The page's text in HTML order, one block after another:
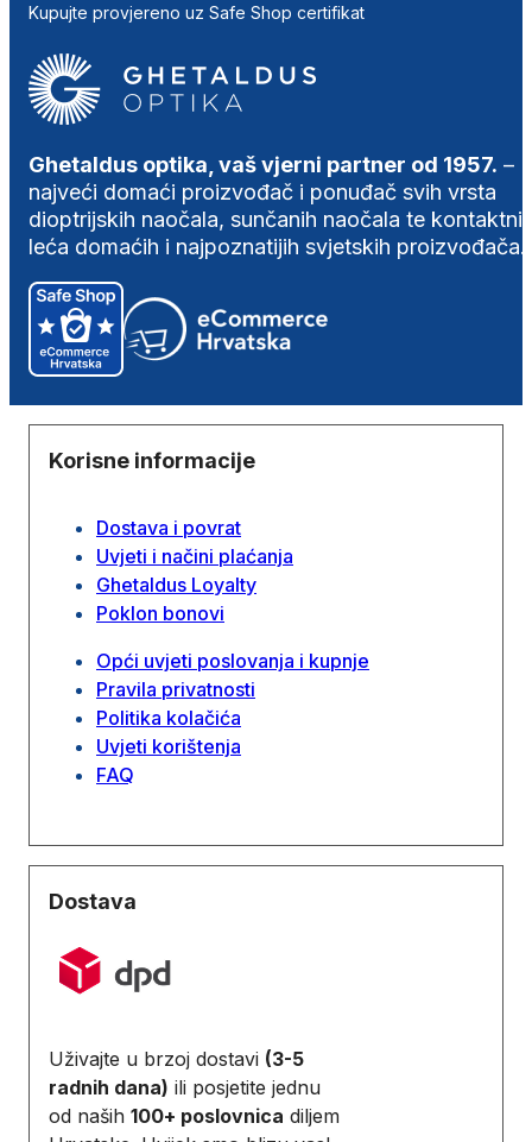
Kupujte provjereno uz Safe Shop certifikat
Ghetaldus optika, vaš vjerni partner od 1957. –
najveći domaći proizvođač i ponuđač svih vrsta
dioptrijskih naočala, sunčanih naočala te
leća domaćih i najpoznatijih svjetskih proizvođača.
Korisne informacije
Dostava i povrat
Uvjeti i načini plaćanja
Ghetaldus Loyalty
Poklon bonovi
Opći uvjeti poslovanja i kupnje
Pravila privatnosti
Politika kolačića
Uvjeti korištenja
FAQ
Dostava
Uživajte u brzoj dostavi (3-5
radnih dana) ili posjetite jednu
od naših 100+ poslovnica diljem